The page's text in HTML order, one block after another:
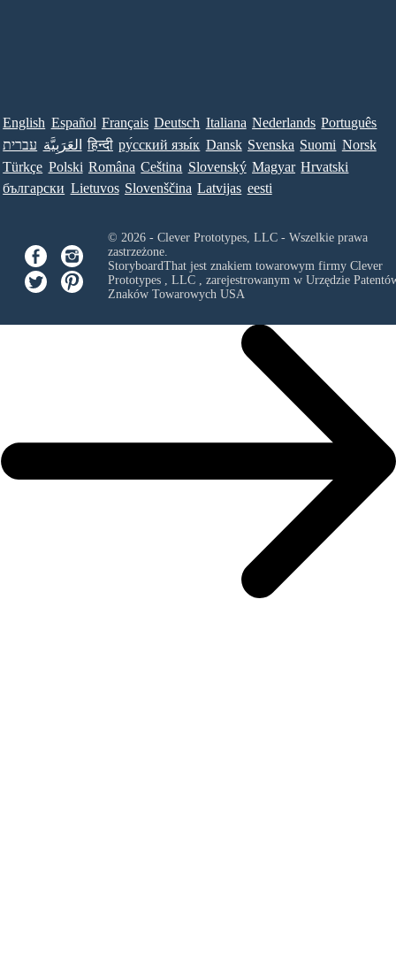
English Español Français Deutsch Italiana Nederlands Português
עברית العَرَبِيَّة हिन्दी ру́сский язы́к Dansk Svenska Suomi Norsk
Türkçe Polski Româna Ceština Slovenský Magyar Hrvatski
български Lietuvos Slovenščina Latvijas eesti
© 2026 - Clever Prototypes, LLC - Wszelkie prawa
zastrzeżone.
StoryboardThat jest znakiem towarowym firmy Clever
Prototypes , LLC, zarejestrowanym w Urzędzie
Znaków Towarowych USA